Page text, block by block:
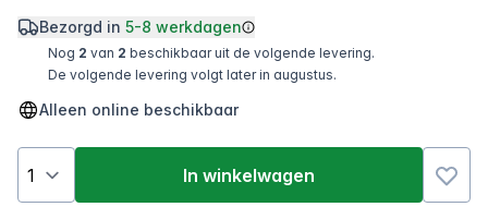
Bezorgd in 5-8 werkdagen
Nog 2 van 2 beschikbaar uit de volgende levering.
De volgende levering volgt later in augustus.
Alleen online beschikbaar
In winkelwagen